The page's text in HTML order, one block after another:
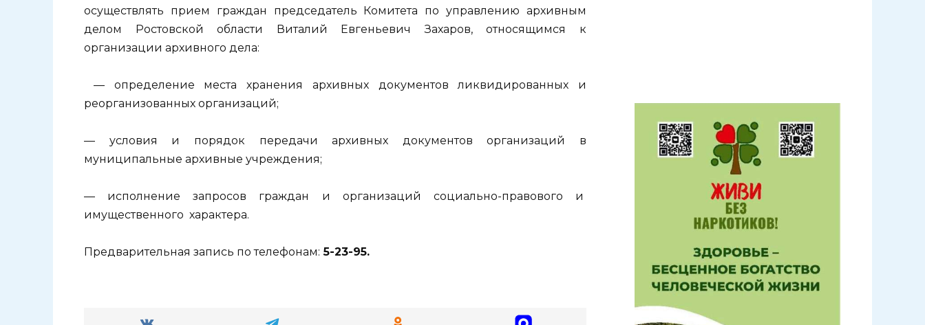
осуществлять прием граждан председатель Комитета по управлению архивным
делом Ростовской области Виталий Евгеньевич Захаров, относящимся к
организации архивного дела:
— определение места хранения архивных документов ликвидированных и
реорганизованных организаций;
— условия и порядок передачи архивных документов организаций в
муниципальные архивные учреждения;
— исполнение запросов граждан и организаций социально-правового и
имущественного характера.
Предварительная запись по телефонам: 5-23-95.